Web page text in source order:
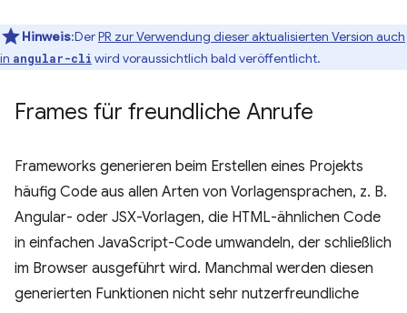
Hinweis:DerPR zur Verwendung dieser aktualisierten Version auch
in angular-cli wird voraussichtlich bald veröffentlicht.
Frames für freundliche Anrufe
Frameworks generieren beim Erstellen eines Projekts
häufig Code aus allen Arten von Vorlagensprachen, z. B.
Angular- oder JSX-Vorlagen, die HTML-ähnlichen Code
in einfachen JavaScript-Code umwandeln, der schließlich
im Browser ausgeführt wird. Manchmal werden diesen
generierten Funktionen nicht sehr nutzerfreundliche